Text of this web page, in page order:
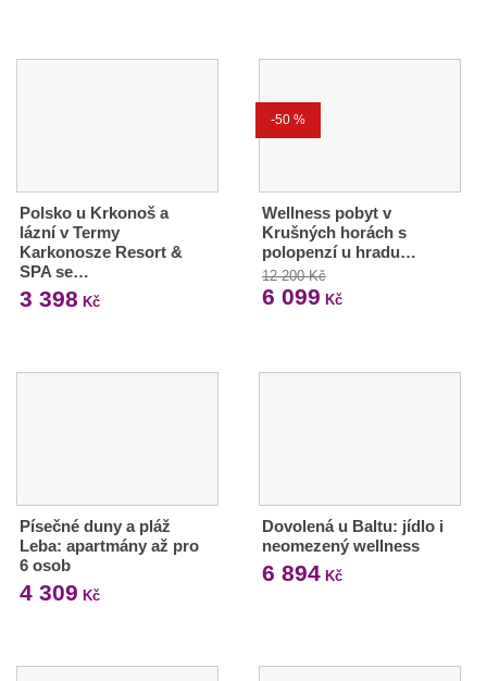
Polsko u Krkonoš a
lázní v Termy
Karkonosze Resort &
SPA se…
3 398 Kč
-50 %
Wellness pobyt v
Krušných horách s
polopenzí u hradu…
12 200 Kč
6 099 Kč
Písečné duny a pláž
Leba: apartmány až pro
6 osob
4 309 Kč
Dovolená u Baltu: jídlo i
neomezený wellness
6 894Kč